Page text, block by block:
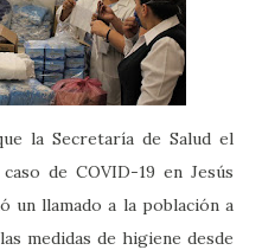
la Secretaría de Salud el
de COVID-19 en Jesús
un llamado a la población a
medidas de higiene desde